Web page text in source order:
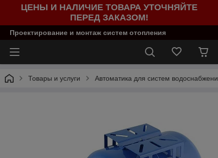
ЦЕНЫ И НАЛИЧИЕ ТОВАРА УТОЧНЯЙТЕ
ПЕРЕД ЗАКАЗОМ!
Проектирование и монтаж систем отопления
Товары и услуги Автоматика для систем